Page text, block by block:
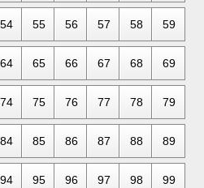
54 55 56 57 58 59
64 65 66 67 68 69
74 75 76 77 78 79
84 85 86 87 88 89
94 95 96 97 98 99